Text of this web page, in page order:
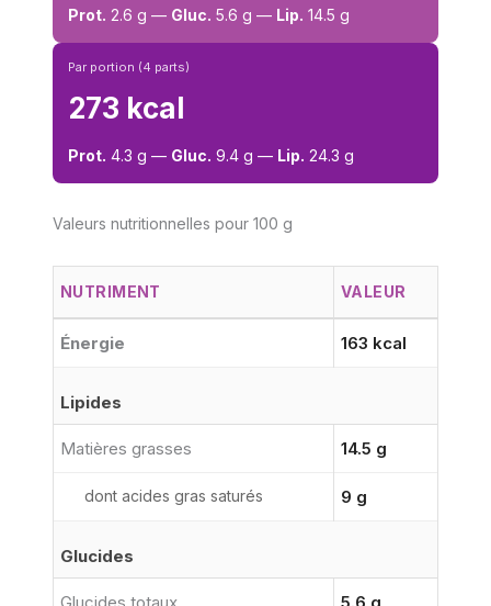
Prot. 2.6 g — Gluc. 5.6 g — Lip. 14.5 g
Par portion (4 parts)
273 kcal
Prot. 4.3 g — Gluc. 9.4 g — Lip. 24.3 g
Valeurs nutritionnelles pour 100 g
NUTRIMENT VALEUR
Énergie 163 kcal
Lipides
Matières grasses 14.5 g
dont acides gras saturés 9 g
Glucides